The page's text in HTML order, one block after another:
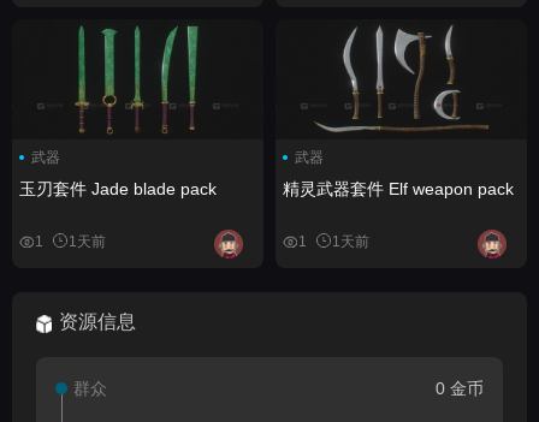
武器
玉刃套件 Jade blade pack
1 1天前
武器
精灵武器套件 Elf weapon pack
1 1天前
资源信息
群众 0 金币